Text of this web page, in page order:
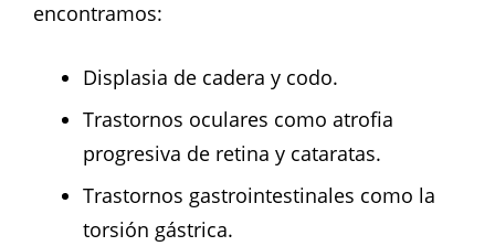
encontramos:
Displasia de cadera y codo.
Trastornos oculares como atrofia
progresiva de retina y cataratas.
Trastornos gastrointestinales como la
torsión gástrica.